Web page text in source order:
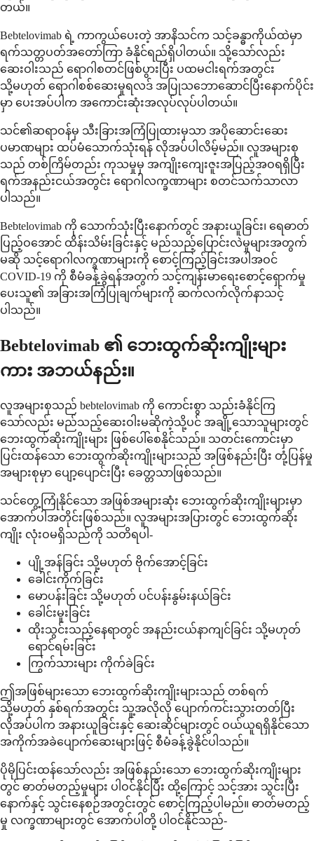
တယ်။
Bebtelovimab ရဲ့ ကာကွယ်ပေးတဲ့ အာနိသင်က သင့်ခန္ဓာကိုယ်ထဲမှာ
ရက်သတ္တပတ်အတော်ကြာ ခံနိုင်ရည်ရှိပါတယ်။ သို့သော်လည်း
ဆေးဝါးသည် ရောဂါစတင်ဖြစ်ပွားပြီး ပထမငါးရက်အတွင်း
သို့မဟုတ် ရောဂါစစ်ဆေးမှုရလဒ် အပြုသဘောဆောင်ပြီးနောက်ပိုင်း
မှာ ပေးအပ်ပါက အကောင်းဆုံးအလုပ်လုပ်ပါတယ်။
သင်၏ဆရာဝန်မှ သီးခြားအကြံပြုထားမှသာ အပိုဆောင်းဆေး
ပမာဏများ ထပ်မံသောက်သုံးရန် လိုအပ်ပါလိမ့်မည်။ လူအများစု
သည် တစ်ကြိမ်တည်း ကုသမှုမှ အကျိုးကျေးဇူးအပြည့်အဝရရှိပြီး
ရက်အနည်းငယ်အတွင်း ရောဂါလက္ခဏာများ စတင်သက်သာလာ
ပါသည်။
Bebtelovimab ကို သောက်သုံးပြီးနောက်တွင် အနားယူခြင်း၊ ရေဓာတ်
ပြည့်ဝအောင် ထိန်းသိမ်းခြင်းနှင့် မည်သည့်ပြောင်းလဲမှုများအတွက်
မဆို သင့်ရောဂါလက္ခဏာများကို စောင့်ကြည့်ခြင်းအပါအဝင်
COVID-19 ကို စီမံခန့်ခွဲရန်အတွက် သင့်ကျန်းမာရေးစောင့်ရှောက်မှု
ပေးသူ၏ အခြားအကြံပြုချက်များကို ဆက်လက်လိုက်နာသင့်
ပါသည်။
Bebtelovimab ၏ ဘေးထွက်ဆိုးကျိုးများ
ကား အဘယ်နည်း။
လူအများစုသည် bebtelovimab ကို ကောင်းစွာ သည်းခံနိုင်ကြ
သော်လည်း မည်သည့်ဆေးဝါးမဆိုကဲ့သို့ပင် အချို့သောသူများတွင်
ဘေးထွက်ဆိုးကျိုးများ ဖြစ်ပေါ်စေနိုင်သည်။ သတင်းကောင်းမှာ
ပြင်းထန်သော ဘေးထွက်ဆိုးကျိုးများသည် အဖြစ်နည်းပြီး တုံ့ပြန်မှု
အများစုမှာ ပျော့ပျောင်းပြီး ခေတ္တသာဖြစ်သည်။
သင်တွေ့ကြုံနိုင်သော အဖြစ်အများဆုံး ဘေးထွက်ဆိုးကျိုးများမှာ
အောက်ပါအတိုင်းဖြစ်သည်။ လူအများအပြားတွင် ဘေးထွက်ဆိုး
ကျိုး လုံးဝမရှိသည်ကို သတိရပါ-
ပျို့အန်ခြင်း သို့မဟုတ် ဗိုက်အောင့်ခြင်း
ခေါင်းကိုက်ခြင်း
မောပန်းခြင်း သို့မဟုတ် ပင်ပန်းနွမ်းနယ်ခြင်း
ခေါင်းမူးခြင်း
ထိုးသွင်းသည့်နေရာတွင် အနည်းငယ်နာကျင်ခြင်း သို့မဟုတ်
ရောင်ရမ်းခြင်း
ကြွက်သားများ ကိုက်ခဲခြင်း
ဤအဖြစ်များသော ဘေးထွက်ဆိုးကျိုးများသည် တစ်ရက်
သို့မဟုတ် နှစ်ရက်အတွင်း သူ့အလိုလို ပျောက်ကင်းသွားတတ်ပြီး
လိုအပ်ပါက အနားယူခြင်းနှင့် ဆေးဆိုင်များတွင် ဝယ်ယူရရှိနိုင်သော
အကိုက်အခဲပျောက်ဆေးများဖြင့် စီမံခန့်ခွဲနိုင်ပါသည်။
ပိုမိုပြင်းထန်သော်လည်း အဖြစ်နည်းသော ဘေးထွက်ဆိုးကျိုးများ
တွင် ဓာတ်မတည့်မှုများ ပါဝင်နိုင်ပြီး ထို့ကြောင့် သင့်အား သွင်းပြီး
နောက်နှင့် သွင်းနေစဉ်အတွင်းတွင် စောင့်ကြည့်ပါမည်။ ဓာတ်မတည့်
မှု လက္ခဏာများတွင် အောက်ပါတို့ ပါဝင်နိုင်သည်-